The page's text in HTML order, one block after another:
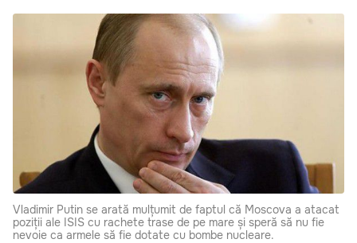
Vladimir Putin se arată mulțumit de faptul că Moscova a atacat
poziții ale ISIS cu rachete trase de pe mare și speră să nu fie
nevoie ca armele să fie dotate cu bombe nucleare.